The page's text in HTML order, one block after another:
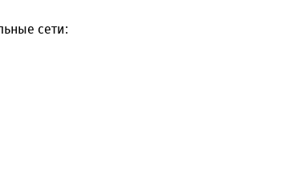
сети: